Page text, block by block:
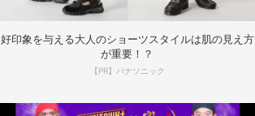
好印象を与える大人のショーツスタイルは肌の見え方
が重要！？
【PR】パナソニック